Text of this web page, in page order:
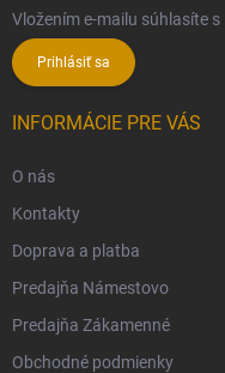
Vložením e-mailu súhlasíte s
Prihlásiť sa
INFORMÁCIE PRE VÁS
O nás
Kontakty
Doprava a platba
Predajňa Námestovo
Predajňa Zákamenné
Obchodné podmienky